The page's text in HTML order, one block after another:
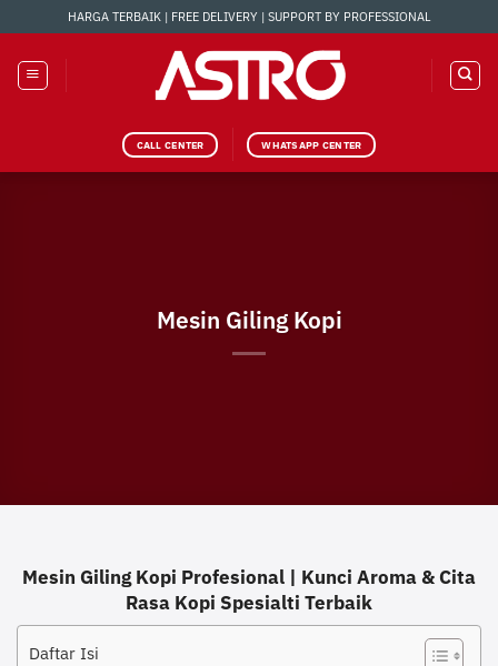
to
content
HARGA TERBAIK | FREE DELIVERY | SUPPORT BY PROFESSIONAL
CALL CENTER WHATSAPP CENTER
Mesin Giling Kopi
Mesin Giling Kopi Profesional | Kunci Aroma & Cita
Rasa Kopi Spesialti Terbaik
Daftar Isi